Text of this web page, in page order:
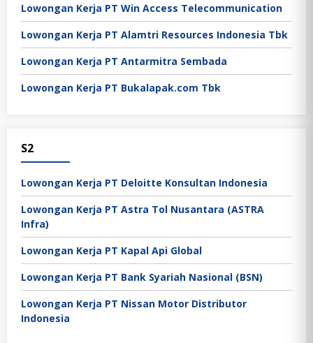
Lowongan Kerja PT Win Access Telecommunication
Lowongan Kerja PT Alamtri Resources Indonesia Tbk
Lowongan Kerja PT Antarmitra Sembada
Lowongan Kerja PT Bukalapak.com Tbk
S2
Lowongan Kerja PT Deloitte Konsultan Indonesia
Lowongan Kerja PT Astra Tol Nusantara (ASTRA
Infra)
Lowongan Kerja PT Kapal Api Global
Lowongan Kerja PT Bank Syariah Nasional (BSN)
Lowongan Kerja PT Nissan Motor Distributor
Indonesia